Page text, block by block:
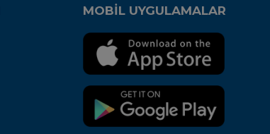
MOBİL UYGULAMALAR